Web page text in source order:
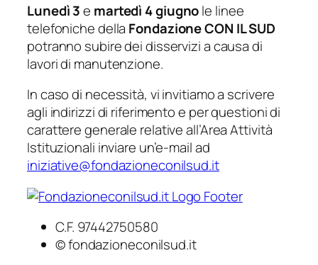
Lunedì 3e martedì 4giugnole linee
telefoniche della Fondazione CON IL SUD
potranno subire dei disservizi a causa di
lavori di manutenzione.
In caso di necessità, vi invitiamo a scrivere
agli indirizzi di riferimento e per questioni di
carattere generale relative all’Area Attività
Istituzionali inviare un’e-mail ad
iniziative@fondazioneconilsud.it
C.F. 97442750580
© fondazioneconilsud.it